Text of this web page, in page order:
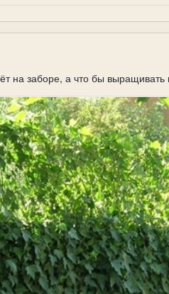
на заборе, а что бы выращивать